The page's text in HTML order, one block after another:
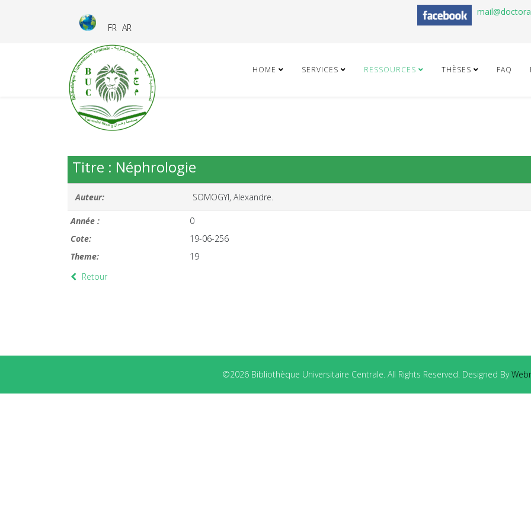
FR AR
HOME SERVICES RESSOURCES THÈSES FAQ
Titre : Néphrologie
Auteur: SOMOGYI, Alexandre.
Année :
0
Cote:
19-06-256
Theme:
19
Retour
©2026 Bibliothèque Universitaire Centrale. All Rights Reserved. Designed By